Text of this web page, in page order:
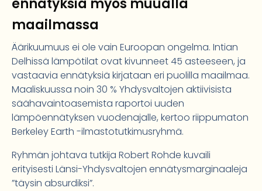
ennätyksiä myös muualla
maailmassa
Äärikuumuus ei ole vain Euroopan ongelma. Intian
Delhissä lämpötilat ovat kivunneet 45 asteeseen, ja
vastaavia ennätyksiä kirjataan eri puolilla maailmaa.
Maaliskuussa noin 30 % Yhdysvaltojen aktiivisista
säähavaintoasemista raportoi uuden
lämpöennätyksen vuodenajalle, kertoo riippumaton
Berkeley Earth -ilmastotutkimusryhmä.
Ryhmän johtava tutkija Robert Rohde kuvaili
erityisesti Länsi-Yhdysvaltojen ennätysmarginaaleja
”täysin absurdiksi”.